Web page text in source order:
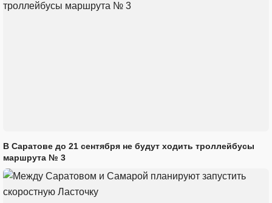
В Саратове до 21 сентября не будут ходить троллейбусы
маршрута № 3